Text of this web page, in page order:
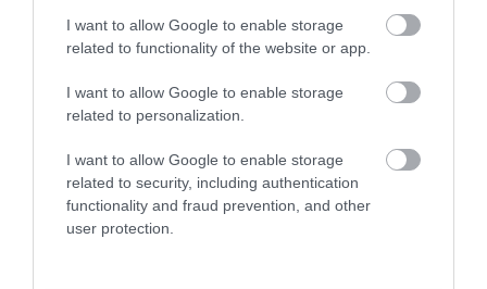
I want to allow Google to enable storage
related to functionality of the website or app.
I want to allow Google to enable storage
related to personalization.
I want to allow Google to enable storage
related to security, including authentication
functionality and fraud prevention, and other
user protection.
A macskád folyamatosan
felkelt éjszaka? Segíthetsz magadon!
Míg a kutyák eredetileg falkaállatok, egyértelmű,
hogy látványosabban reagálnak társuk halálára, ám